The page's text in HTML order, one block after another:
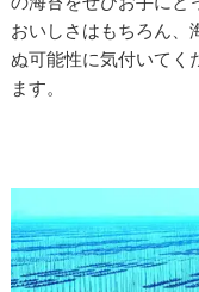
おいしさはもちろん、
ぬ可能性に気付いてく
ます。